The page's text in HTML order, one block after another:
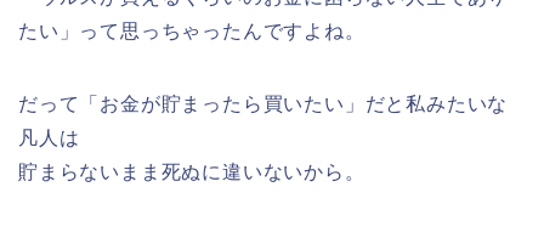
たい」って思っちゃったんですよね。
だって「お金が貯まったら買いたい」だと私みたいな
凡人は
貯まらないまま死ぬに違いないから。